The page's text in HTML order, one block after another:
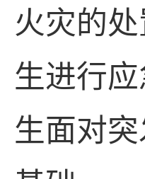
火灾的
生进行
生面对